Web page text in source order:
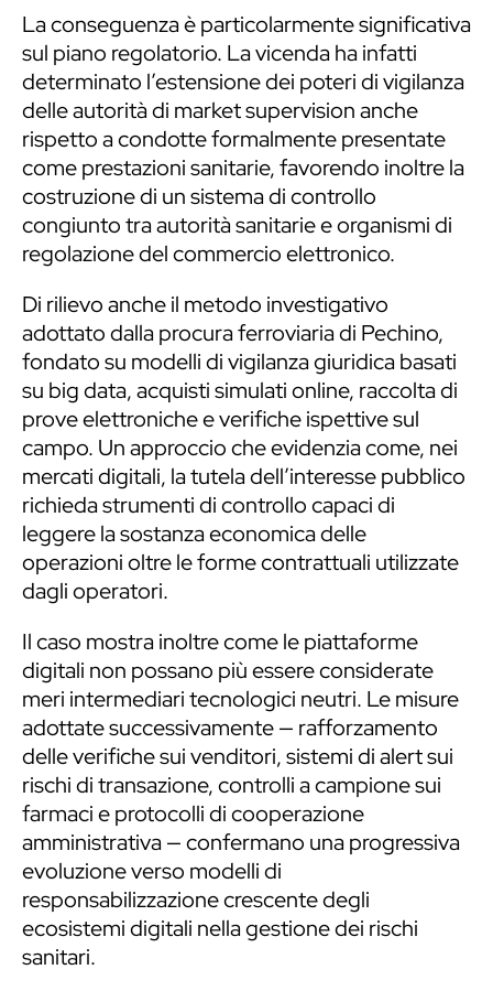
La conseguenza è particolarmente significativa
sul piano regolatorio. La vicenda ha infatti
determinato l’estensione dei poteri di vigilanza
delle autorità di market supervision anche
rispetto a condotte formalmente presentate
come prestazioni sanitarie, favorendo inoltre la
costruzione di un sistema di controllo
congiunto tra autorità sanitarie e organismi di
regolazione del commercio elettronico.
Di rilievo anche il metodo investigativo
adottato dalla procura ferroviaria di Pechino,
fondato su modelli di vigilanza giuridica basati
su big data, acquisti simulati online, raccolta di
prove elettroniche e verifiche ispettive sul
campo. Un approccio che evidenzia come, nei
mercati digitali, la tutela dell’interesse pubblico
richieda strumenti di controllo capaci di
leggere la sostanza economica delle
operazioni oltre le forme contrattuali utilizzate
dagli operatori.
Il caso mostra inoltre come le piattaforme
digitali non possano più essere considerate
meri intermediari tecnologici neutri. Le misure
adottate successivamente — rafforzamento
delle verifiche sui venditori, sistemi di alert sui
rischi di transazione, controlli a campione sui
farmaci e protocolli di cooperazione
amministrativa — confermano una progressiva
evoluzione verso modelli di
responsabilizzazione crescente degli
ecosistemi digitali nella gestione dei rischi
sanitari.